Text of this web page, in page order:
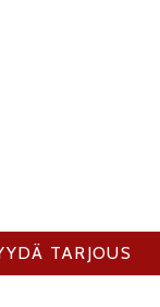
TARJOUS